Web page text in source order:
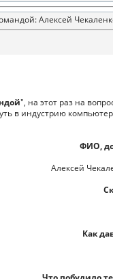
Алексей
", на этот раз на
в индустрию
ФИО,
Алексей
Как